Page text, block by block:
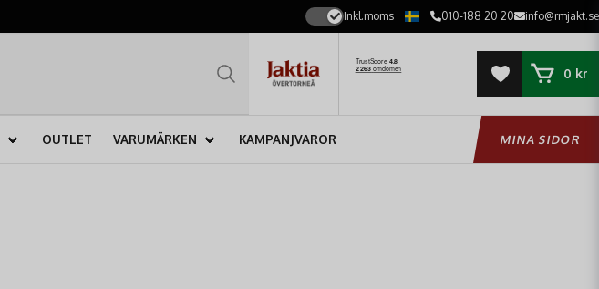
Inkl.moms 010-188 20 20 info@rmjakt.se
0 kr
OUTLET VARUMÄRKEN KAMPANJVAROR MINA SIDOR